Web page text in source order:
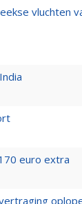
vluchten
euro extra